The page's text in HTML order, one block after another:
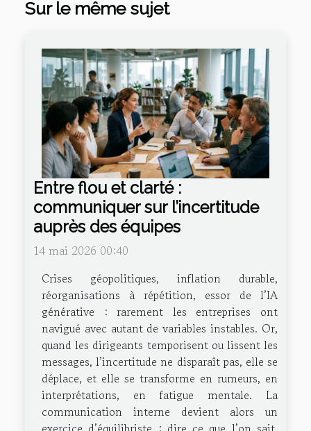
Sur le même sujet
Entre flou et clarté :
communiquer sur l’incertitude
auprès des équipes
14 mai 2026 00:40
Crises géopolitiques, inflation durable,
réorganisations à répétition, essor de l’IA
générative : rarement les entreprises ont
navigué avec autant de variables instables. Or,
quand les dirigeants temporisent ou lissent les
messages, l’incertitude ne disparaît pas, elle se
déplace, et elle se transforme en rumeurs, en
interprétations, en fatigue mentale. La
communication interne devient alors un